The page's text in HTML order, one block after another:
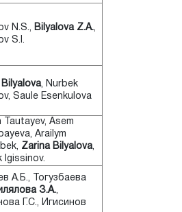
N.S., Bilyalova Z.A.,
S.I.
, Nurbek
Saule Esenkulova
Tautayev, Asem
Arailym
Zarina Bilyalova,
Igissinov.
А.Б., Тогузбаева
З.А.,
Г.С., Игисинов